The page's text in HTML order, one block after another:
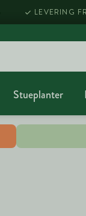
LEVERING
Stueplanter